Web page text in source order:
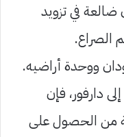
ضالعة في تزويد
الصراع.
دارفور، فإن
من الحصول على